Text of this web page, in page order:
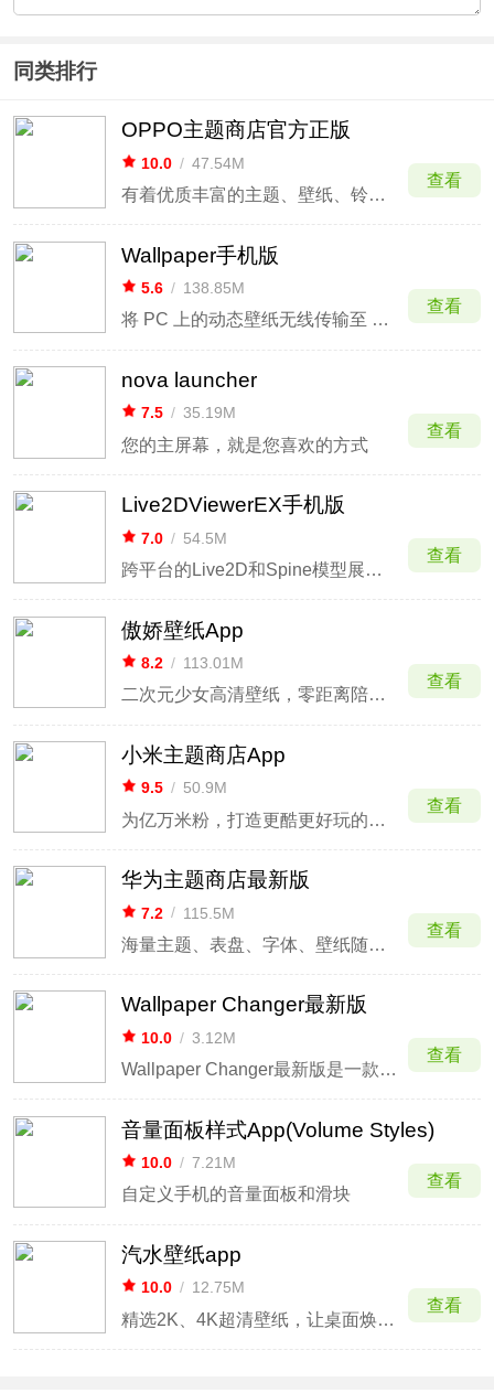
同类排行
OPPO主题商店官方正版
10.0 / 47.54M
有着优质丰富的主题、壁纸、铃声、字体等资源
查看
Wallpaper手机版
5.6 / 138.85M
将 PC 上的动态壁纸无线传输至 Android 设备
查看
nova launcher
7.5 / 35.19M
您的主屏幕，就是您喜欢的方式
查看
Live2DViewerEX手机版
7.0 / 54.5M
跨平台的Live2D和Spine模型展示器
查看
傲娇壁纸App
8.2 / 113.01M
二次元少女高清壁纸，零距离陪伴你
查看
小米主题商店App
9.5 / 50.9M
为亿万米粉，打造更酷更好玩的小米手机！
查看
华为主题商店最新版
7.2 / 115.5M
海量主题、表盘、字体、壁纸随心换
查看
Wallpaper Changer最新版
10.0 / 3.12M
Wallpaper Changer最新版是一款为安卓手机打造的支持桌面壁纸自动更换的软件。这款软件对于一些觉得设置壁纸麻烦的人，可以说是一款必须收藏的软件，它允许您只需单击一个小部件即可快速更改壁纸！
查看
音量面板样式App(Volume Styles)
10.0 / 7.21M
自定义手机的音量面板和滑块
查看
汽水壁纸app
10.0 / 12.75M
精选2K、4K超清壁纸，让桌面焕然一新
查看